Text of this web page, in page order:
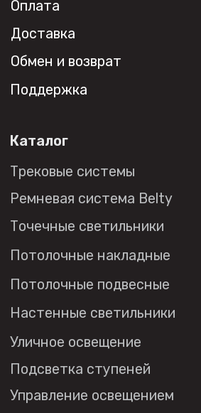
© 2026 DENKIRS
Все права защищены
+7 (495) 108-49-68
opt@denkirs.ru
Социальные сети
Дизайнерам
Торговым компаниям
обработки персональных данных
Публичная оферта